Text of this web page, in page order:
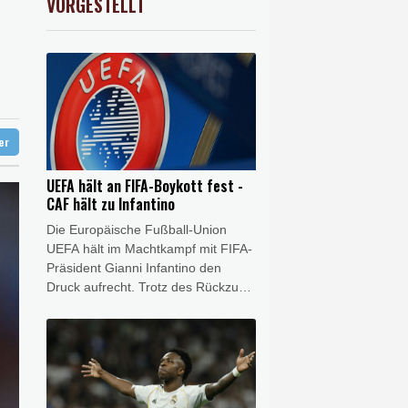
in Leipzig
0.05%
UEFA hält an FIFA-Boykott fest -
CAF hält zu Infantino
Die Europäische Fußball-Union
UEFA hält im Machtkampf mit FIFA-
Präsident Gianni Infantino den
Druck aufrecht. Trotz des Rückzugs
gegenüber externen Investoren hält
die UEFA an ihrem Boykott der
Wettbewerbe des Weltverbandes
fest. Das geht aus einer UEFA-
Erklärung auf SID-Anfrage vom